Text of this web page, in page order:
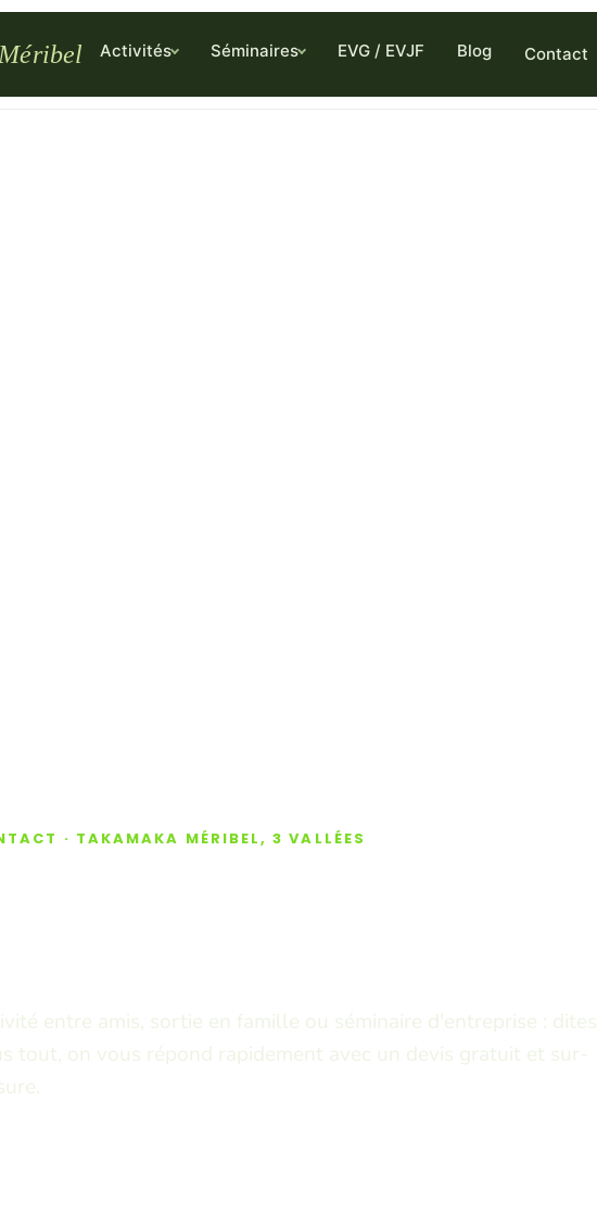
Méribel Activités Séminaires EVG / EVJF Blog Contact
· TAKAMAKA MÉRIBEL, 3 VALLÉES
entre amis, sortie en famille ou séminaire d'entreprise : dites-
tout, on vous répond rapidement avec un devis gratuit et sur-